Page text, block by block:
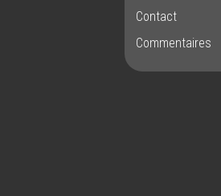
Contact
Commentaires